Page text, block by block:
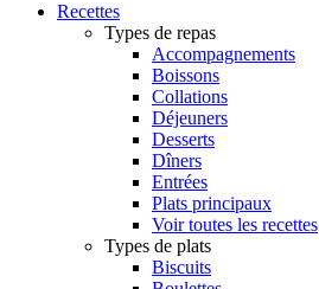
Recettes
Types de repas
Accompagnements
Boissons
Collations
Déjeuners
Desserts
Dîners
Entrées
Plats principaux
Voir toutes les recettes
Types de plats
Biscuits